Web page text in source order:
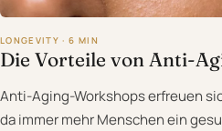
LONGEVITY · 6 MIN
Die Vorteile von Anti-
Anti-Aging-Workshops erfreuen
da immer mehr Menschen ein